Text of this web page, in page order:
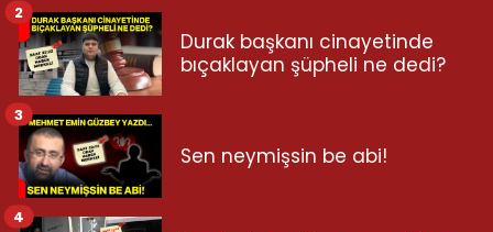
Durak başkanı cinayetinde
bıçaklayan şüpheli ne dedi?
2
Sen neymişsin be abi!
3
4